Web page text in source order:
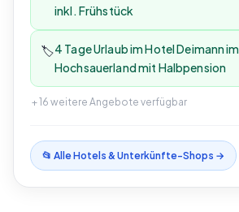
inkl. Frühstück
🏷️4 Tage Urlaub im Hotel Deimann im
Hochsauerland mit Halbpension
+16 weitere Angebote verfügbar
📂 AlleHotels & Unterkünfte-Shops →